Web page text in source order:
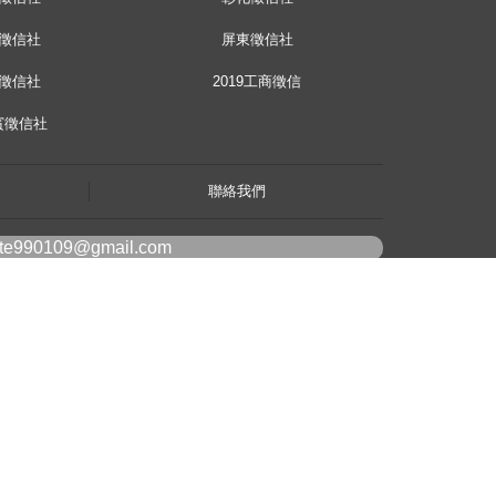
信社 屏東徵信社
信社 2019工商徵信
徵信社
聯絡我們